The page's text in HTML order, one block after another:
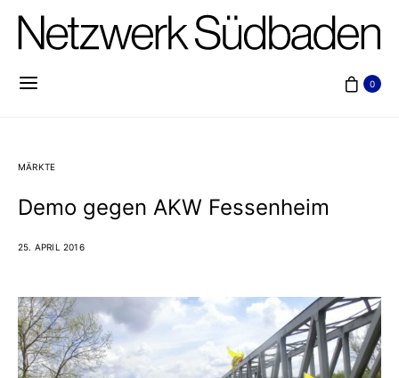
0
MÄRKTE
Demo gegen AKW Fessenheim
25. APRIL 2016